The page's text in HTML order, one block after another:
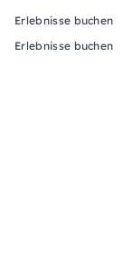
Erlebnisse buchen
Erlebnisse buchen